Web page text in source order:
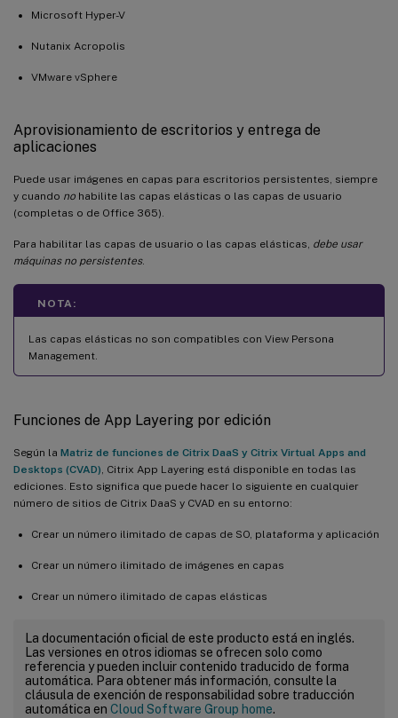
Microsoft Hyper-V
Nutanix Acropolis
VMware vSphere
Aprovisionamiento de escritorios y entrega de
aplicaciones
Puede usar imágenes en capas para escritorios persistentes, siempre
y cuando no habilite las capas elásticas o las capas de usuario
(completas o de Office 365).
Para habilitar las capas de usuario o las capas elásticas, debe usar
máquinas no persistentes.
NOTA:
Las capas elásticas no son compatibles con View Persona
Management.
Funciones de App Layering por edición
Según la Matriz de funciones de Citrix DaaS y Citrix Virtual Apps and
Desktops (CVAD) , Citrix App Layering está disponible en todas las
ediciones. Esto significa que puede hacer lo siguiente en cualquier
número de sitios de Citrix DaaS y CVAD en su entorno:
Crear un número ilimitado de capas de SO, plataforma y aplicación
Crear un número ilimitado de imágenes en capas
Crear un número ilimitado de capas elásticas
La documentación oficial de este producto está en inglés.
Las versiones en otros idiomas se ofrecen solo como
referencia y pueden incluir contenido traducido de forma
automática. Para obtener más información, consulte la
cláusula de exención de responsabilidad sobre traducción
automática en Cloud Software Group home.